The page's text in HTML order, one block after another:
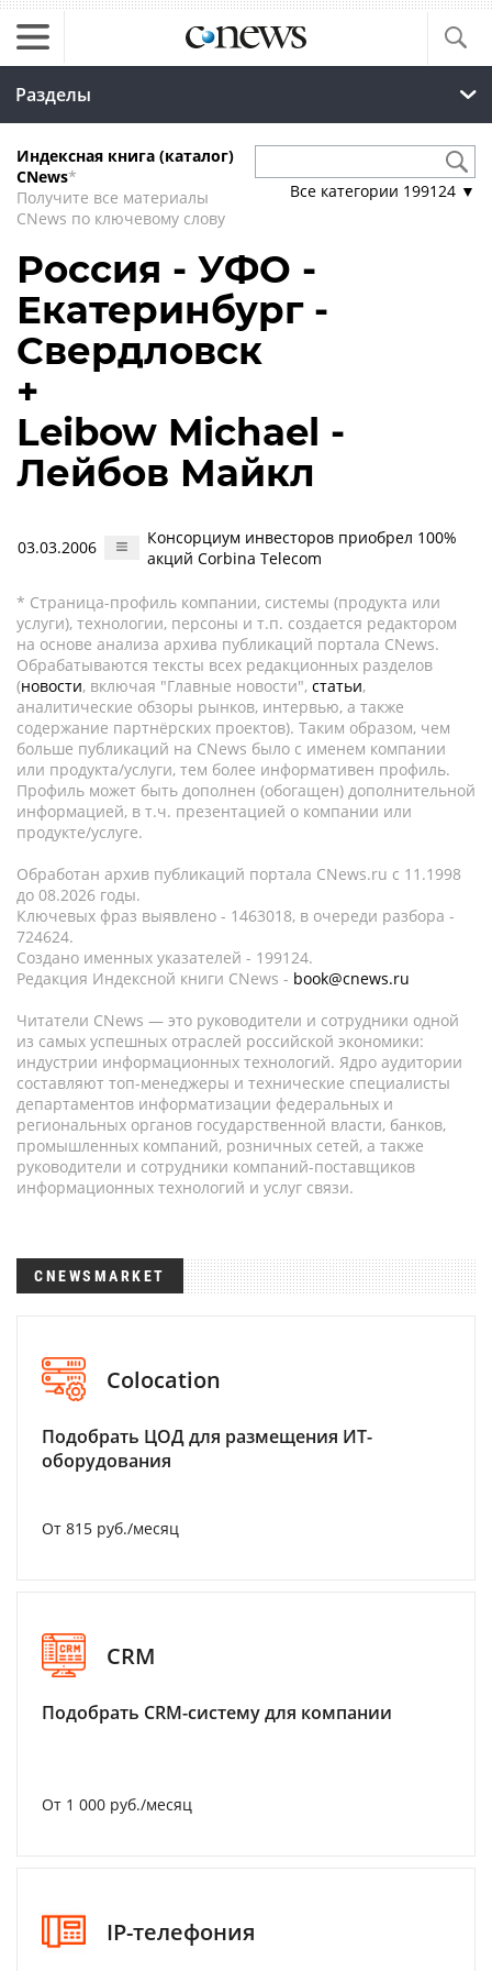
Разделы
Индексная книга (каталог)
CNews*
Получите все материалы
CNews по ключевому слову
Все категории 199124 ▼
Россия - УФО -
Екатеринбург -
Свердловск
+
Leibow Michael -
Лейбов Майкл
03.03.2006
Консорциум инвесторов приобрел 100%
акций Corbina Telecom
* Страница-профиль компании, системы (продукта или
услуги), технологии, персоны и т.п. создается редактором
на основе анализа архива публикаций портала CNews.
Обрабатываются тексты всех редакционных разделов
(новости, включая "Главные новости", статьи,
аналитические обзоры рынков, интервью, а также
содержание партнёрских проектов). Таким образом, чем
больше публикаций на CNews было с именем компании
или продукта/услуги, тем более информативен профиль.
Профиль может быть дополнен (обогащен) дополнительной
информацией, в т.ч. презентацией о компании или
продукте/услуге.
Обработан архив публикаций портала CNews.ru c 11.1998
до 08.2026 годы.
Ключевых фраз выявлено - 1463018, в очереди разбора -
724624.
Создано именных указателей - 199124.
Редакция Индексной книги CNews - book@cnews.ru
Читатели CNews — это руководители и сотрудники одной
из самых успешных отраслей российской экономики:
индустрии информационных технологий. Ядро аудитории
составляют топ-менеджеры и технические специалисты
департаментов информатизации федеральных и
региональных органов государственной власти, банков,
промышленных компаний, розничных сетей, а также
руководители и сотрудники компаний-поставщиков
информационных технологий и услуг связи.
CNEWSMARKET
Colocation
Подобрать ЦОД для размещения ИТ-
оборудования
От 815 руб./месяц
CRM
Подобрать CRM-систему для компании
От 1 000 руб./месяц
IP-телефония